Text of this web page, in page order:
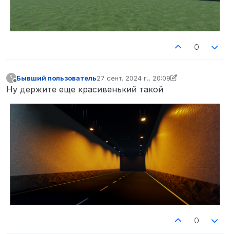
0
? Бывший пользователь27 сент. 2024 г., 20:09
отредактировано Бывший
Ну держите еще красивенький такой
0